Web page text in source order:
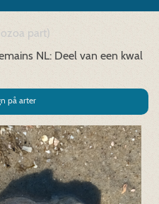
part)
NL: Deel van een kwal
på arter